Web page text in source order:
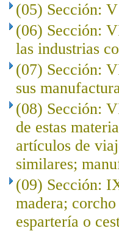
(05) Sección:
(06) Sección:
las industrias
(07) Sección:
sus
(08) Sección:
de estas
artículos de
similares;
(09) Sección:
madera;
espartería o